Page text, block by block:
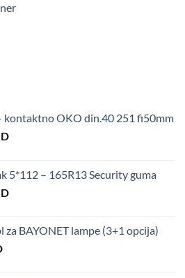
kontaktno OKO din.40 251 fi50mm
5*112 – 165R13 Security guma
za BAYONET lampe (3+1 opcija)